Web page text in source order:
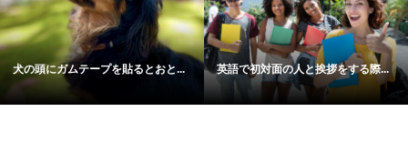
犬の頭にガムテープを貼るとおと... 英語で初対面の人と挨拶をする際...